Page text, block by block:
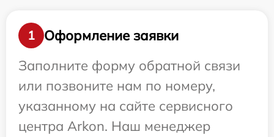
1
Оформление заявки
Заполните форму обратной связи
или позвоните нам по номеру,
указанному на сайте сервисного
центра Arkon. Наш менеджер